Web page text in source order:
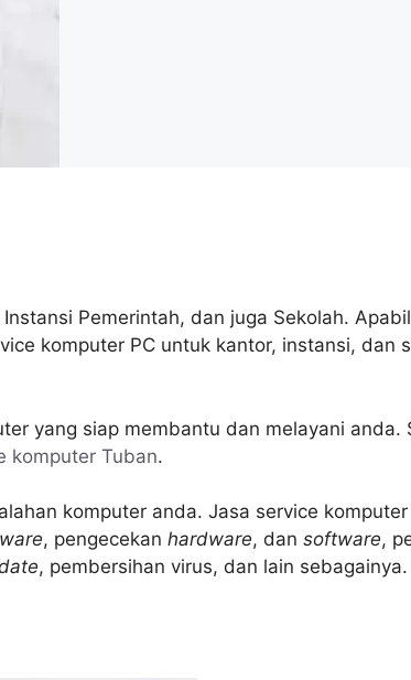
Pemerintah, dan juga Sekolah.
komputer PC untuk kantor, instansi, dan
yang siap membantu dan melayani anda.
komputer Tuban.
komputer anda. Jasa service
, pengecekan hardware, dan software,
, pembersihan virus, dan lain sebagainya.